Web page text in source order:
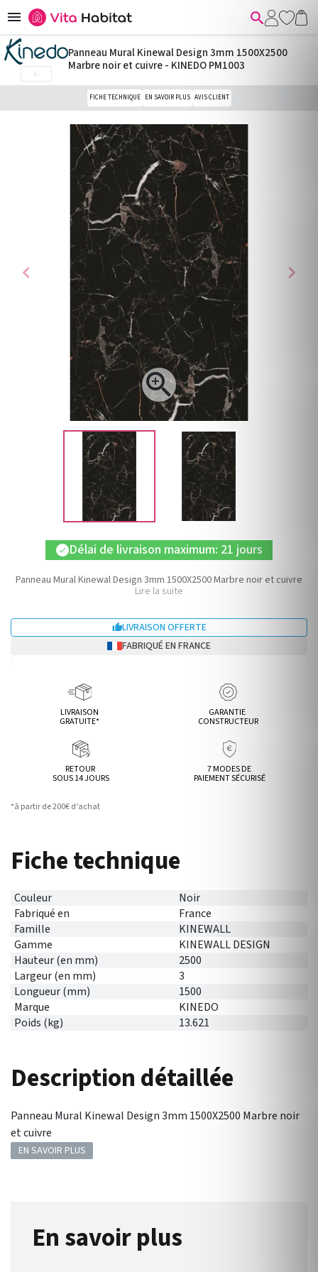
 
chevron_left

chevron_right
Panneau Mural Kinewal Design 3mm 1500X2500
Marbre noir et cuivre - KINEDO PM1003
FICHE TECHNIQUE EN SAVOIR PLUS AVIS CLIENT
check Délai de livraison maximum: 21 jours
Panneau Mural Kinewal Design 3mm 1500X2500 Marbre noir et cuivre
Lire la suite
LIVRAISON OFFERTE
FABRIQUÉ EN FRANCE
LIVRAISON
GRATUITE*
GARANTIE
CONSTRUCTEUR
RETOUR
SOUS 14 JOURS
7 MODES DE
PAIEMENT SÉCURISÉ
*à partir de 200€ d’achat
Fiche technique
Couleur
Noir
Fabriqué en
France
Famille
KINEWALL
Gamme
KINEWALL DESIGN
Hauteur (en mm)
2500
Largeur (en mm)
3
Longueur (mm)
1500
Marque
KINEDO
Poids (kg)
13.621
Description détaillée
Panneau Mural Kinewal Design 3mm 1500X2500 Marbre noir
et cuivre
EN SAVOIR PLUS
En savoir plus